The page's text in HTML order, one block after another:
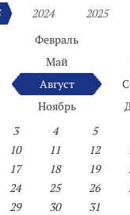
2024 2025
Февраль
Май
Август
Ноябрь
3 4 5
10 11 12
17 18 19
24 25 26
29
30 31